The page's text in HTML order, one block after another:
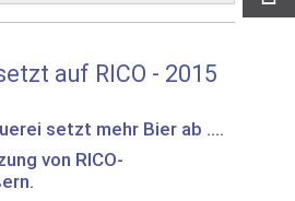
auf RICO - 2015
setzt mehr Bier ab ....
von RICO-